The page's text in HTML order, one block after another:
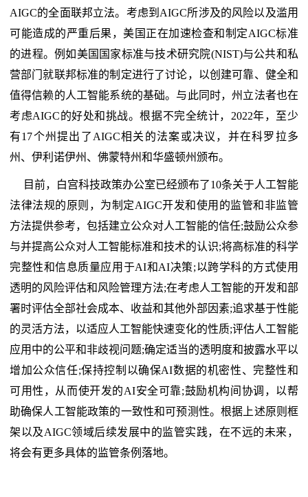
AIGC的全面联邦立法。考虑到AIGC所涉及的风险以及滥用
可能造成的严重后果，美国正在加速检查和制定AIGC标准
的进程。例如美国国家标准与技术研究院(NIST)与公共和私
营部门就联邦标准的制定进行了讨论，以创建可靠、健全和
值得信赖的人工智能系统的基础。与此同时，州立法者也在
考虑AIGC的好处和挑战。根据不完全统计，2022年，至少
有17个州提出了AIGC相关的法案或决议，并在科罗拉多
州、伊利诺伊州、佛蒙特州和华盛顿州颁布。
目前，白宫科技政策办公室已经颁布了10条关于人工智能
法律法规的原则，为制定AIGC开发和使用的监管和非监管
方法提供参考，包括建立公众对人工智能的信任;鼓励公众参
与并提高公众对人工智能标准和技术的认识;将高标准的科学
完整性和信息质量应用于AI和AI决策;以跨学科的方式使用
透明的风险评估和风险管理方法;在考虑人工智能的开发和部
署时评估全部社会成本、收益和其他外部因素;追求基于性能
的灵活方法，以适应人工智能快速变化的性质;评估人工智能
应用中的公平和非歧视问题;确定适当的透明度和披露水平以
增加公众信任;保持控制以确保AI数据的机密性、完整性和
可用性，从而使开发的AI安全可靠;鼓励机构间协调，以帮
助确保人工智能政策的一致性和可预测性。根据上述原则框
架以及AIGC领域后续发展中的监管实践，在不远的未来，
将会有更多具体的监管条例落地。